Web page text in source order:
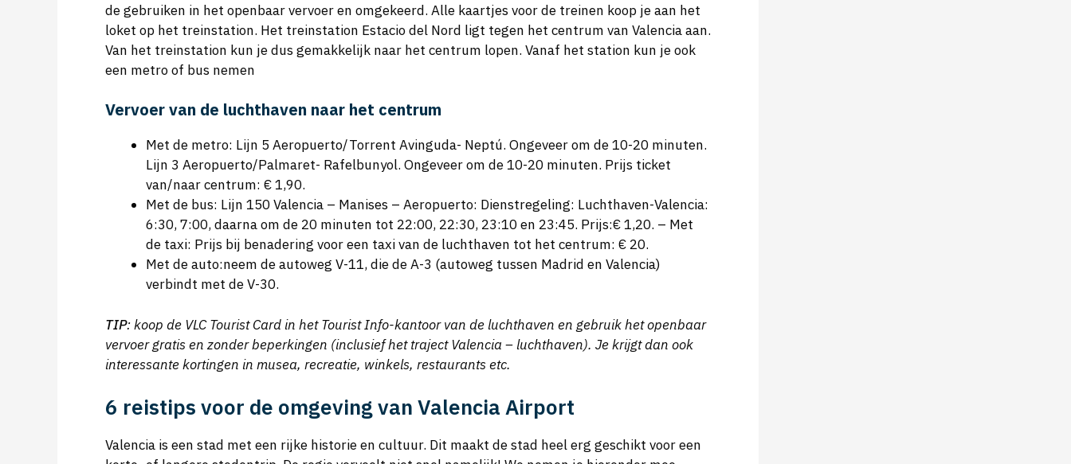
de gebruiken in het openbaar vervoer en omgekeerd. Alle kaartjes voor de treinen koop je aan het
loket op het treinstation. Het treinstation Estacio del Nord ligt tegen het centrum van Valencia aan.
Van het treinstation kun je dus gemakkelijk naar het centrum lopen. Vanaf het station kun je ook
een metro of bus nemen
Vervoer van de luchthaven naar het centrum
Met de metro: Lijn 5 Aeropuerto/Torrent Avinguda- Neptú. Ongeveer om de 10-20 minuten.
Lijn 3 Aeropuerto/Palmaret- Rafelbunyol. Ongeveer om de 10-20 minuten. Prijs ticket
van/naar centrum: € 1,90.
Met de bus: Lijn 150 Valencia – Manises – Aeropuerto: Dienstregeling: Luchthaven-Valencia:
6:30, 7:00, daarna om de 20 minuten tot 22:00, 22:30, 23:10 en 23:45. Prijs:€ 1,20. – Met
de taxi: Prijs bij benadering voor een taxi van de luchthaven tot het centrum: € 20.
Met de auto:neem de autoweg V-11, die de A-3 (autoweg tussen Madrid en Valencia)
verbindt met de V-30.
TIP: koop de VLC Tourist Card in het Tourist Info-kantoor van de luchthaven en gebruik het openbaar
vervoer gratis en zonder beperkingen (inclusief het traject Valencia – luchthaven). Je krijgt dan ook
interessante kortingen in musea, recreatie, winkels, restaurants etc.
6 reistips voor de omgeving van Valencia Airport
Valencia is een stad met een rijke historie en cultuur. Dit maakt de stad heel erg geschikt voor een